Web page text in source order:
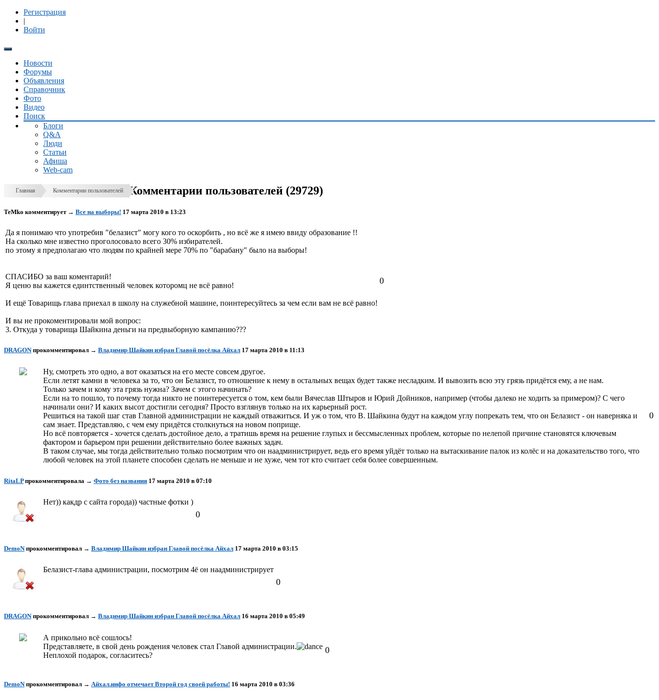
Регистрация
|
Войти
Новости
Форумы
Объявления
Справочник
Фото
Видео
Поиск
Блоги
Q&A
Люди
Статьи
Афиша
Web-cam
Главная Комментарии пользователей Комментарии пользователей (29729)
TeMko комментирует→ Все на выборы! 17 марта 2010 в 13:23
Да я понимаю что употребив "белазист" могу кого то оскорбить , но всё же я имею ввиду образование !!
На сколько мне известно проголосовало всего 30% избирателей.
по этому я предполагаю что людям по крайней мере 70% по "барабану" было на выборы!
СПАСИБО за ваш коментарий!
Я ценю вы кажется единтственный человек которомц не всё равно!
И ещё Товарищь глава приехал в школу на служебной машине, поинтересуйтесь за чем если вам не всё равно!
И вы не прокоментировали мой вопрос:
3. Откуда у товарища Шайкина деньги на предвыборную кампанию???
0
DRAGON прокомментировал → Владимир Шайкин избран Главой посёлка Айхал 17 марта 2010 в 11:13
Ну, смотреть это одно, а вот оказаться на его месте совсем другое.
Если летят камни в человека за то, что он Белазист, то отношение к нему в остальных вещах будет также несладким. И вывозить всю эту грязь придётся ему, а не нам.
Только зачем и кому эта грязь нужна? Зачем с этого начинать?
Если на то пошло, то почему тогда никто не поинтересуется о том, кем были Вячеслав Штыров и Юрий Дойников, например (чтобы далеко не ходить за примером)? С чего
начинали они? И каких высот достигли сегодня? Просто взглянув только на их карьерный рост.
Решиться на такой шаг став Главной администрации не каждый отважиться. И уж о том, что В. Шайкина будут на каждом углу попрекать тем, что он Белазист - он наверняка и
сам знает. Представляю, с чем ему придётся столкнуться на новом поприще.
Но всё повторяется - хочется сделать достойное дело, а тратишь время на решение глупых и бессмысленных проблем, которые по нелепой причине становятся ключевым
фактором и барьером при решении действительно более важных задач.
В таком случае, мы тогда действительно только посмотрим что он наадминистрирует, ведь его время уйдёт только на вытаскивание палок из колёс и на доказательство того, что
любой человек на этой планете способен сделать не меньше и не хуже, чем тот кто считает себя более совершенным.
0
RitaLP прокомментировала → Фото без названия 17 марта 2010 в 07:10
Нет)) какдр с сайта города)) частные фотки )
0
DemoN прокомментировал → Владимир Шайкин избран Главой посёлка Айхал 17 марта 2010 в 03:15
Белазист-глава администрации, посмотрим 4ё он наадминистрирует
0
DRAGON прокомментировал → Владимир Шайкин избран Главой посёлка Айхал 16 марта 2010 в 05:49
А прикольно всё сошлось!
Представляете, в свой день рождения человек стал Главой администрации.
Неплохой подарок, согласитесь?
0
DemoN прокомментировал → Айхал.инфо отмечает Второй год своей работы! 16 марта 2010 в 03:36